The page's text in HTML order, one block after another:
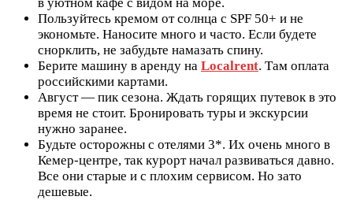
Пользуйтесь кремом от солнца с SPF 50+ и не
экономьте. Наносите много и часто. Если будете
снорклить, не забудьте намазать спину.
Берите машину в аренду на Localrent. Там оплата
российскими картами.
Август — пик сезона. Ждать горящих путевок в это
время не стоит. Бронировать туры и экскурсии
нужно заранее.
Будьте осторожны с отелями 3*. Их очень много в
Кемер-центре, так курорт начал развиваться давно.
Все они старые и с плохим сервисом. Но зато
дешевые.